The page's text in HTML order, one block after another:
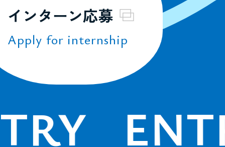
インターン応募
Apply for internship